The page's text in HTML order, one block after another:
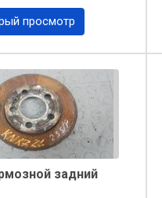
просмотр
задний